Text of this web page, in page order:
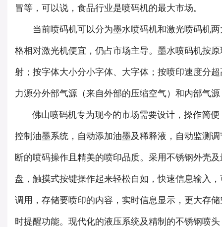
冒等，可以说，食品行业是喷码机的最大市场。
当前喷码机可以分为墨水喷码机和激光喷码机两
格相对激光机便宜，仍占市场主导。墨水喷码机按
射；按字体大小分小字体、大字体；按喷印速度分
力源分外部气源（来自外部的压缩空气）和内部气
佛山喷码机专为现今的市场需要设计，操作简便
控制油墨系统，自动添加油墨及稀释液，自动监测
断的喷码操作且精美的喷印品质。采用不锈钢外壳
盘，触摸式按键操作起来轻松自如，快速信息输入
调用，存储要喷印的内容，实时信息显示，更大存
时提醒功能。现代化的液压系统及精制的不锈钢喷